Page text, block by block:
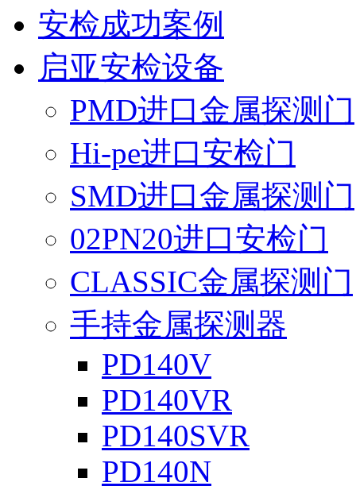
安检成功案例
启亚安检设备
PMD进口金属探测门
Hi-pe进口安检门
SMD进口金属探测门
02PN20进口安检门
CLASSIC金属探测门
手持金属探测器
PD140V
PD140VR
PD140SVR
PD140N